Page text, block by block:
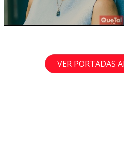
VER PORTADAS